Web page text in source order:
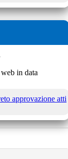
in data
approvazione atti